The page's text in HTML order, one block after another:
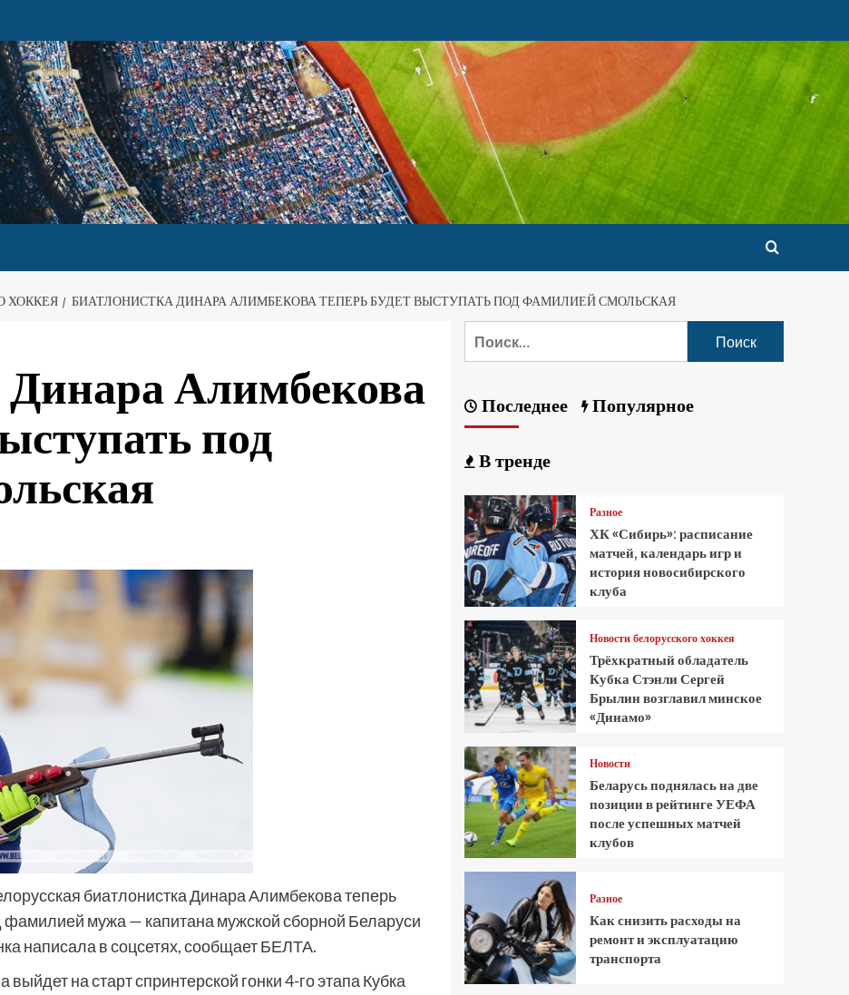
ХОККЕЯ БИАТЛОНИСТКА ДИНАРА АЛИМБЕКОВА ТЕПЕРЬ БУДЕТ ВЫСТУПАТЬ ПОД ФАМИЛИЕЙ СМОЛЬСКАЯ
Алимбекова
под
биатлонистка Динара Алимбекова теперь
фамилией мужа — капитана мужской сборной Беларуси
написала в соцсетях, сообщает БЕЛТА.
на старт спринтерской гонки 4-го этапа Кубка
Последнее Популярное
В тренде
Разное
ХК «Сибирь»: расписание
матчей, календарь игр и
история новосибирского
клуба
Новости белорусского хоккея
Трёхкратный обладатель
Кубка Стэнли Сергей
Брылин возглавил минское
«Динамо»
Новости
Беларусь поднялась на две
позиции в рейтинге УЕФА
после успешных матчей
клубов
Разное
Как снизить расходы на
ремонт и эксплуатацию
транспорта